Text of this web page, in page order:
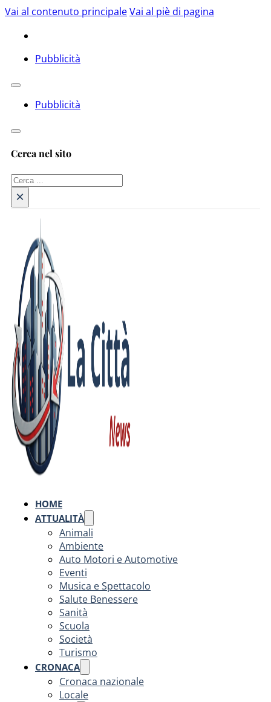
Vai al contenuto principaleVai al piè di pagina
Pubblicità
Pubblicità
Cerca nel sito
Cerca
×
HOME
ATTUALITÀ
Animali
Ambiente
Auto Motori e Automotive
Eventi
Musica e Spettacolo
Salute Benessere
Sanità
Scuola
Società
Turismo
CRONACA
Cronaca nazionale
Locale